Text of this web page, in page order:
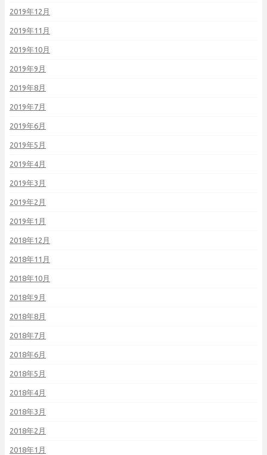
2019年12月
2019年11月
2019年10月
2019年9月
2019年8月
2019年7月
2019年6月
2019年5月
2019年4月
2019年3月
2019年2月
2019年1月
2018年12月
2018年11月
2018年10月
2018年9月
2018年8月
2018年7月
2018年6月
2018年5月
2018年4月
2018年3月
2018年2月
2018年1月